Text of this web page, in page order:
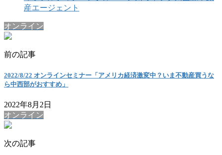
産エージェント
オンライン
前の記事
2022/8/22 オンラインセミナー「アメリカ経済激変中？いま不動産買うな
ら中西部がおすすめ」
2022年8月2日
オンライン
次の記事